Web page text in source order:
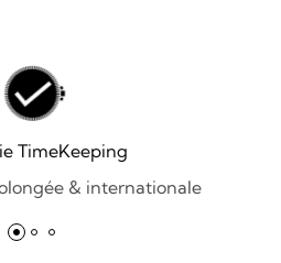
TimeKeeping
& internationale